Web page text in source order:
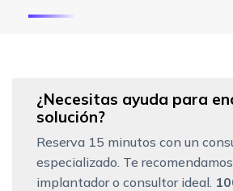
¿Necesitas ayuda para
solución?
Reserva 15 minutos con un
especializado. Te
implantador o consultor ideal.